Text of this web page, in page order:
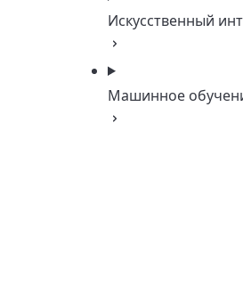
Искусственный
Машинное